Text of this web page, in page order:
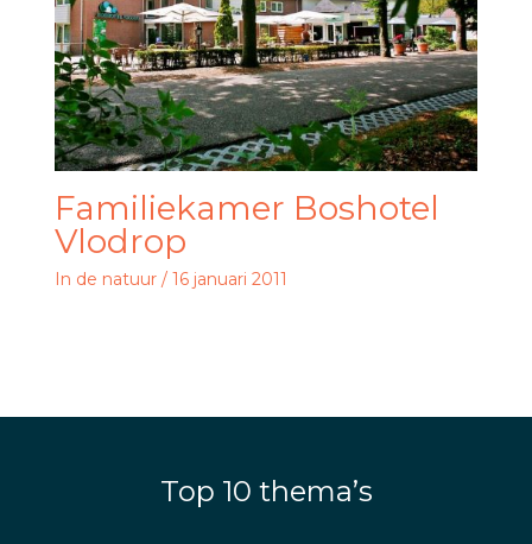
Familiekamer Boshotel
Vlodrop
In de natuur/ 16 januari 2011
Top 10 thema’s